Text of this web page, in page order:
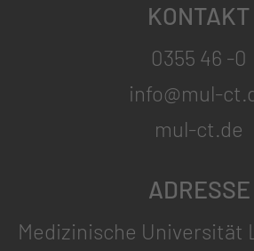
KONTAKT
0355 46 -0
info@mul-
mul-ct.de
ADRESSE
Medizinische Universität